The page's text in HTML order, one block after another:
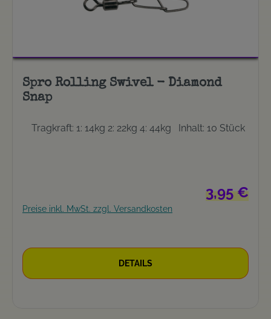
Spro Rolling Swivel - Diamond
Snap
Tragkraft: 1: 14kg 2: 22kg 4: 44kg Inhalt: 10 Stück
Regulärer
3,95 €
Preise inkl. MwSt. zzgl. Versandkosten
DETAILS